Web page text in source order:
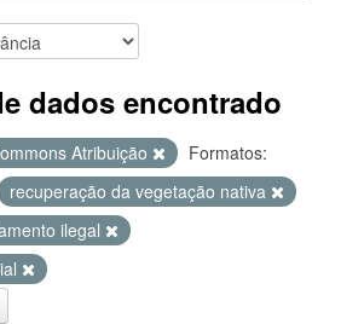
dados encontrado
Atribuição
Formatos:
recuperação da vegetação nativa
ilegal